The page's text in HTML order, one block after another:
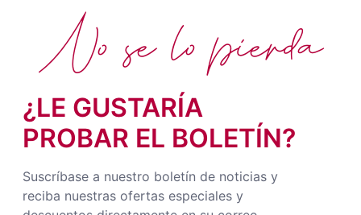
¿LE GUSTARÍA
PROBAR EL BOLETÍN?
Suscríbase a nuestro boletín de noticias y
reciba nuestras ofertas especiales y
No se lo pierda